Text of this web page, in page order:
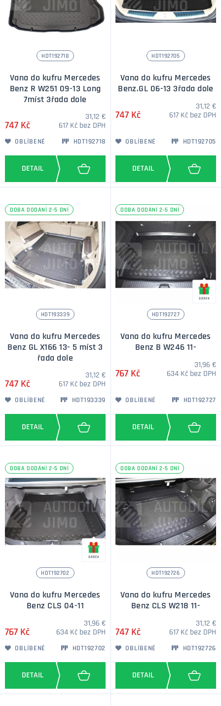
HDT192718
Vana do kufru Mercedes
Benz R W251 09-13 Long
7míst 3řada dole
747 Kč
31,12 €
617 Kč bez DPH
OBLÍBENÉ HDT192718
HDT192705
Vana do kufru Mercedes
Benz.GL 06-13 3řada dole
747 Kč
31,12 €
617 Kč bez DPH
OBLÍBENÉ HDT192705
DOBA DODÁNÍ 2-5 DNÍ
HDT193339
Vana do kufru Mercedes
Benz GL X166 13- 5 míst 3
řada dole
747 Kč
31,12 €
617 Kč bez DPH
OBLÍBENÉ HDT193339
DOBA DODÁNÍ 2-5 DNÍ
HDT192727
Vana do kufru Mercedes
Benz B W246 11-
767 Kč
31,96 €
634 Kč bez DPH
OBLÍBENÉ HDT192727
DOBA DODÁNÍ 2-5 DNÍ
HDT192702
Vana do kufru Mercedes
Benz CLS 04-11
767 Kč
31,96 €
634 Kč bez DPH
OBLÍBENÉ HDT192702
DOBA DODÁNÍ 2-5 DNÍ
HDT192726
Vana do kufru Mercedes
Benz CLS W218 11-
747 Kč
31,12 €
617 Kč bez DPH
OBLÍBENÉ HDT192726